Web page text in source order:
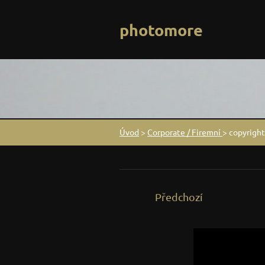
photomore
Úvod > Corporate / Firemní >
Předchozí